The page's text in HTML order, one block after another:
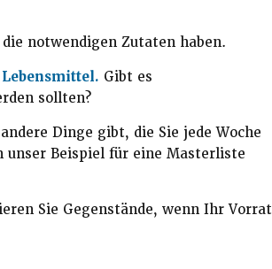
notwendigen Zutaten haben.
Gibt es
sollten?
Dinge gibt, die Sie jede Woche
unser Beispiel für eine Masterliste
Sie Gegenstände, wenn Ihr Vorrat